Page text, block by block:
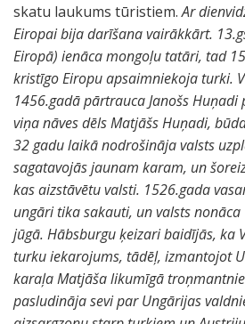
skatu laukums tūristiem.Ar
Eiropai bija darīšana vairākkārt.
Eiropā) ienāca mongoļu tatāri, tad
kristīgo Eiropu apsaimniekoja turki.
1456.gadā pārtrauca Janošs Huņadi
viņa nāves dēls Matjāšs Huņadi,
32 gadu laikā nodrošināja valsts
sagatavojās jaunam karam, un
kas aizstāvētu valsti. 1526.gada
ungāri tika sakauti, un valsts
jūgā. Hābsburgu ķeizari baidījās, ka
turku iekarojums, tādēļ, izmantojot
karaļa Matjāša likumīgā
pasludināja sevi par Ungārijas